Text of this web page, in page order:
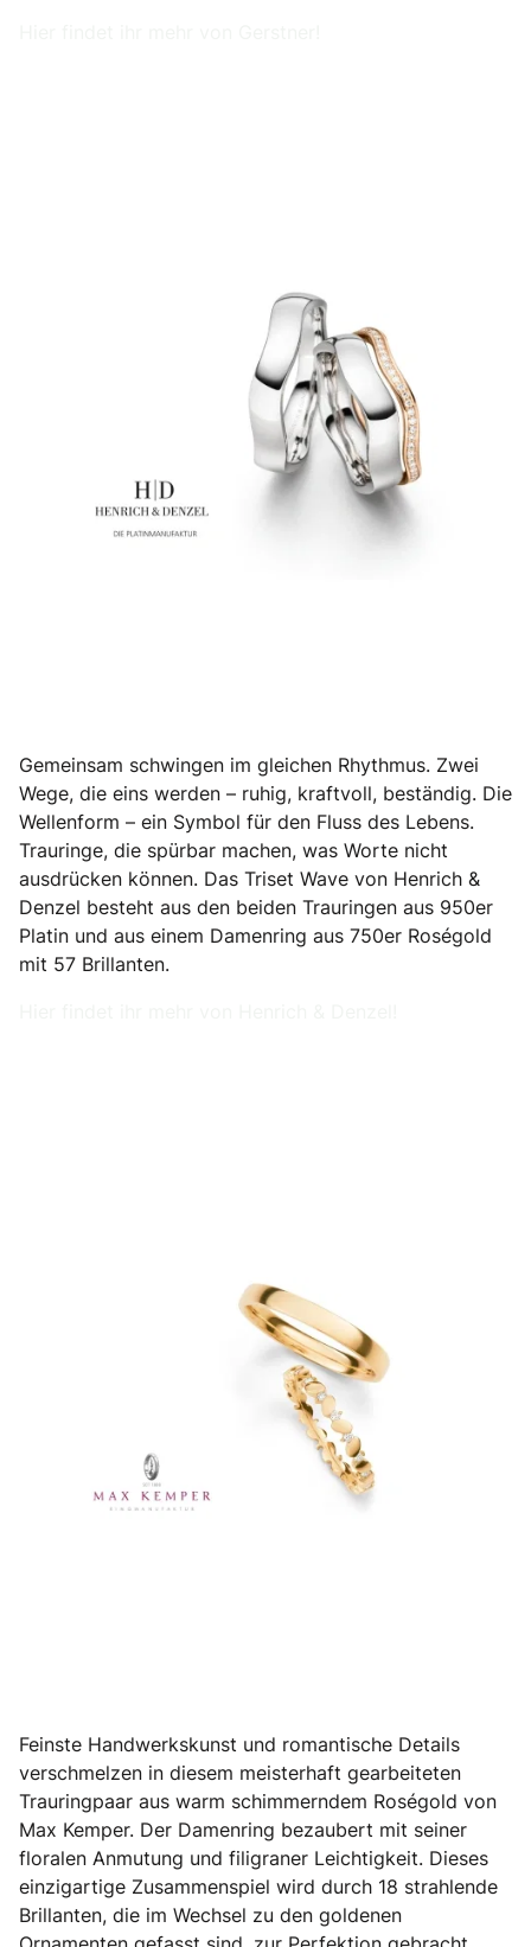
Gemeinsam schwingen im gleichen Rhythmus. Zwei
Wege, die eins werden – ruhig, kraftvoll, beständig. Die
Wellenform – ein Symbol für den Fluss des Lebens.
Trauringe, die spürbar machen, was Worte nicht
ausdrücken können. Das Triset Wave von Henrich &
Denzel besteht aus den beiden Trauringen aus 950er
Platin und aus einem Damenring aus 750er Roségold
mit 57 Brillanten.
Feinste Handwerkskunst und romantische Details
verschmelzen in diesem meisterhaft gearbeiteten
Trauringpaar aus warm schimmerndem Roségold von
Max Kemper. Der Damenring bezaubert mit seiner
floralen Anmutung und filigraner Leichtigkeit. Dieses
einzigartige Zusammenspiel wird durch 18 strahlende
Brillanten, die im Wechsel zu den goldenen